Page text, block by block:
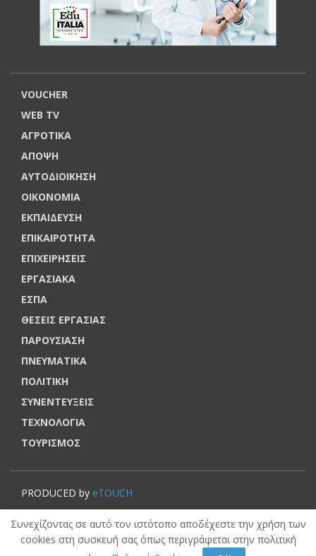
VOUCHER
WEB TV
ΑΓΡΟΤΙΚΑ
ΑΠΟΨΗ
ΑΥΤΟΔΙΟΙΚΗΣΗ
ΟΙΚΟΝΟΜΙΑ
ΕΚΠΑΙΔΕΥΣΗ
ΕΠΙΚΑΙΡΟΤΗΤΑ
ΕΠΙΧΕΙΡΗΣΕΙΣ
ΕΡΓΑΣΙΑΚΑ
ΕΣΠΑ
ΘΕΣΕΙΣ ΕΡΓΑΣΙΑΣ
ΠΑΡΟΥΣΙΑΣΗ
ΠΝΕΥΜΑΤΙΚΑ
ΠΟΛΙΤΙΚΗ
ΣΥΝΕΝΤΕΥΞΕΙΣ
ΤΕΧΝΟΛΟΓΙΑ
ΤΟΥΡΙΣΜΟΣ
PRODUCED by eTOUCH
© VOUCHERERGASIA.GR, 2022 | All rights reserved.
Συνεχίζοντας σε αυτό τον ιστότοπο αποδέχεστε την χρήση των
cookies στη συσκευή σας όπως περιγράφεται στην πολιτική